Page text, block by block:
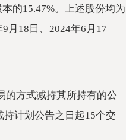
的15.47%。上述股份均为
月18日、2024年6月17
的方式减持其所持有的公
计划公告之日起15个交